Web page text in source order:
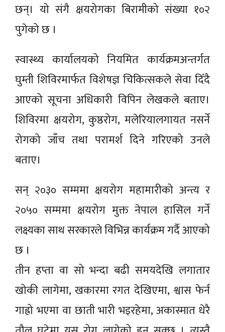
छन्। यो संगै क्षयरोगका बिरामीको संख्या १०२
पुगेको छ ।
स्वास्थ्य कार्यालयको नियमित कार्यक्रमअन्तर्गत
घुम्ती शिविरमार्फत विशेषज्ञ चिकित्सकले सेवा दिँदै
आएको सूचना अधिकारी विपिन लेखकले बताए।
शिविरमा क्षयरोग, कुष्ठरोग, मलेरियालगायत नसर्ने
रोगको जाँच तथा परामर्श दिने गरिएको उनले
बताए।
सन् २०३० सम्ममा क्षयरोग महामारीको अन्त्य र
२०५० सम्ममा क्षयरोग मुक्त नेपाल हासिल गर्ने
लक्ष्यका साथ सरकारले विभिन्न कार्यक्रम गर्दै आएको
छ ।
तीन हप्ता वा सो भन्दा बढी समयदेखि लगातार
खोकी लागेमा, खकारमा रगत देखिएमा, श्वास फेर्न
गाह्रो भएमा वा छाती भारी भइरहेमा, अकास्मात धेरै